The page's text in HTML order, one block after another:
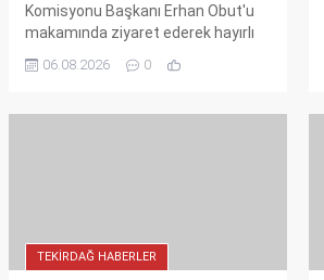
Komisyonu Başkanı Erhan Obut'u
makamında ziyaret ederek hayırlı
Cengiz Günay liderliğindeki heyet, iş
mekanizmasının yanında olduklarını
06.08.2026 0
TEKIRDAĞ HABERLER